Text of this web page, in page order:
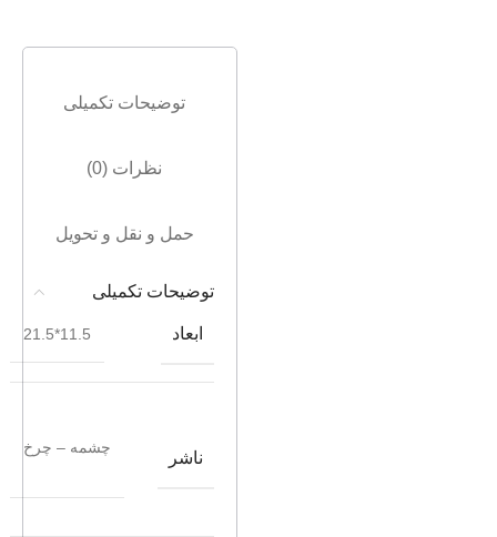
توضیحات تکمیلی
نظرات (0)
حمل و نقل و تحویل
توضیحات تکمیلی
ابعاد 11.5*21.5
ناشر
چشمه – چرخ